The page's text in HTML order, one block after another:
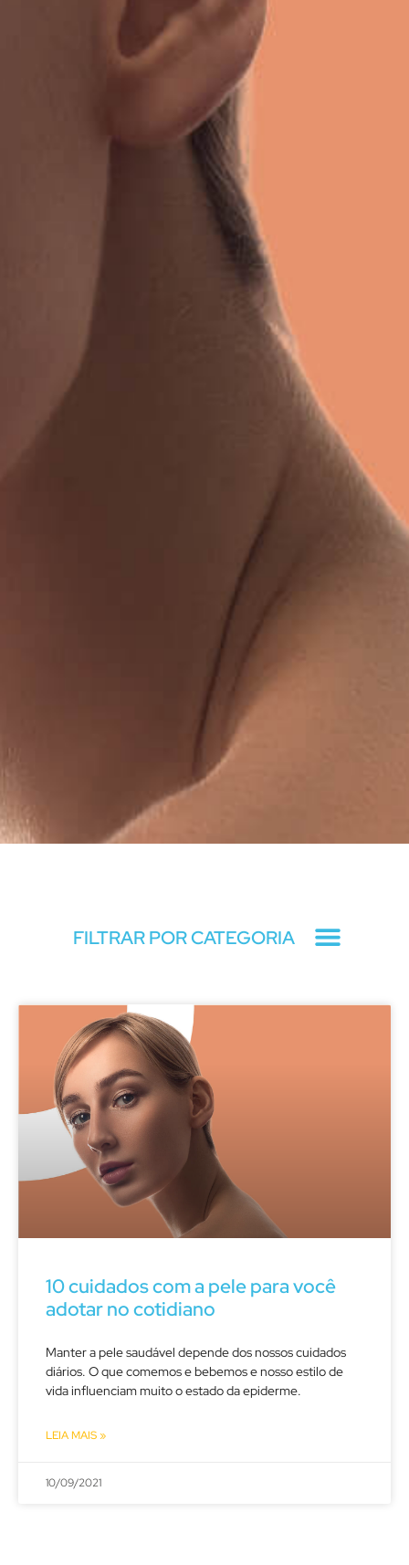
FILTRAR POR CATEGORIA
10 cuidados com a pele para você
adotar no cotidiano
Manter a pele saudável depende dos nossos cuidados
diários. O que comemos e bebemos e nosso estilo de
vida influenciam muito o estado da epiderme.
LEIA MAIS »
10/09/2021